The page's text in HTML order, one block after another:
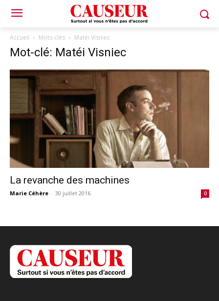
Accueil Mots-clés Matéi Visniec
Mot-clé: Matéi Visniec
La revanche des machines
Marie Céhère - 30 juillet 2016 0